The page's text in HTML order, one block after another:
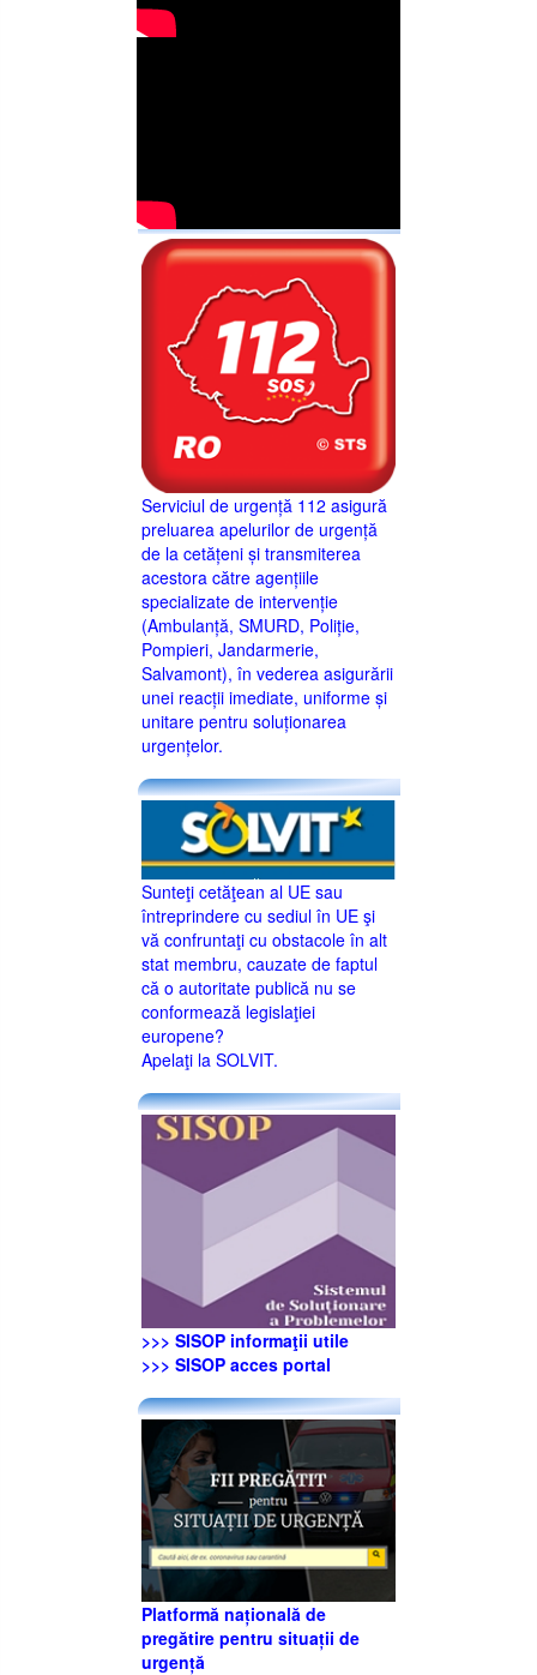
Serviciul de urgență 112 asigură
preluarea apelurilor de urgență
de la cetățeni și transmiterea
acestora către agențiile
specializate de intervenție
(Ambulanță, SMURD, Poliție,
Pompieri, Jandarmerie,
Salvamont), în vederea asigurării
unei reacții imediate, uniforme și
unitare pentru soluționarea
urgențelor.
Sunteţi cetăţean al UE sau
întreprindere cu sediul în UE şi
vă confruntaţi cu obstacole în alt
stat membru, cauzate de faptul
că o autoritate publică nu se
conformează legislaţiei
europene?
Apelaţi la SOLVIT.
>>> SISOP informaţii utile
>>> SISOP acces portal
Platformă națională de
pregătire pentru situații de
urgență